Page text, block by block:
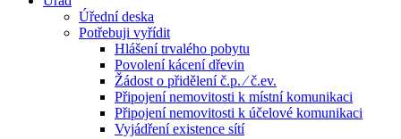
Úřední deska
Potřebuji vyřídit
Hlášení trvalého pobytu
Povolení kácení dřevin
Žádost o přidělení č.p. ⁄ č.ev.
Připojení nemovitosti k místní komunikaci
Připojení nemovitosti k účelové komunikaci
Vyjádření existence sítí